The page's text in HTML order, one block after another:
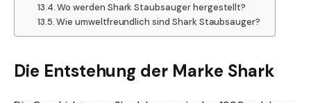
Wo werden Shark Staubsauger hergestellt?
Wie umweltfreundlich sind Shark Staubsauger?
Die Entstehung der Marke Shark